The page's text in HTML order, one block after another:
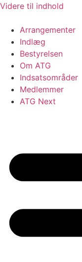
Videre til indhold
Arrangementer
Indlæg
Bestyrelsen
Om ATG
Indsatsområder
Medlemmer
ATG Next